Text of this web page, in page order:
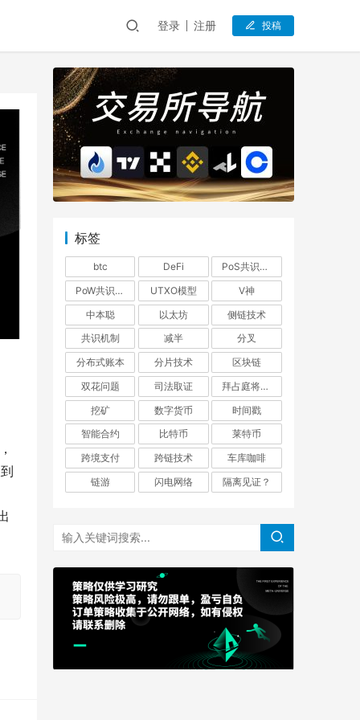
登录 注册 投稿
标签
btc DeFi
PoS共识机制
PoW共识机制
UTXO模型
V神
中本聪
以太坊
侧链技术
共识机制
减半
分叉
分布式账本
分片技术
区块链
双花问题
司法取证
拜占庭将军问题
挖矿
数字货币
时间戳
智能合约
比特币
莱特币
跨境支付
跨链技术
车库咖啡
链游
闪电网络 隔离见证？